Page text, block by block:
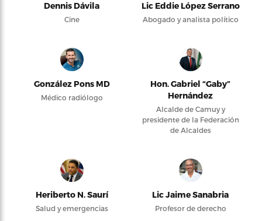
Dennis Dávila
Cine
Lic Eddie López Serrano
Abogado y analista político
González Pons MD
Médico radiólogo
Hon. Gabriel “Gaby”
Hernández
Alcalde de Camuy y
presidente de la Federación
de Alcaldes
Heriberto N. Saurí
Salud y emergencias
Lic Jaime Sanabria
Profesor de derecho